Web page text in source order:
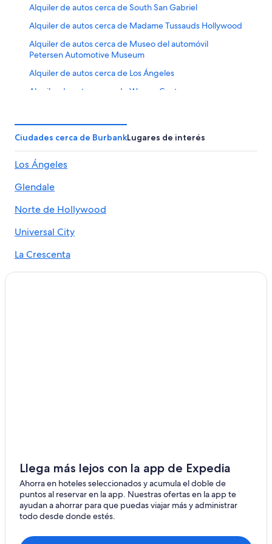
Alquiler de autos cerca de South San Gabriel
Alquiler de autos cerca de Madame Tussauds Hollywood
Alquiler de autos cerca de Museo del automóvil
Petersen Automotive Museum
Alquiler de autos cerca de Los Ángeles
Alquiler de autos cerca de Warner Center
Alquiler de autos en Santa Mónica
Alquiler de autos cerca de Parque International Chess
Alquiler de autos cerca de Airport Area
Alquiler de autos cerca de Watts
Alquiler de autos cerca de One Ford Road
Alquiler de autos en Anaheim
Alquiler de autos cerca de Home Gardens
Ciudades cerca de BurbankLugares de interés
Los Ángeles
Glendale
Norte de Hollywood
Universal City
La Crescenta
Llega más lejos con la app de Expedia
Ahorra en hoteles seleccionados y acumula el doble de
puntos al reservar en la app. Nuestras ofertas en la app te
ayudan a ahorrar para que puedas viajar más y administrar
todo desde donde estés.